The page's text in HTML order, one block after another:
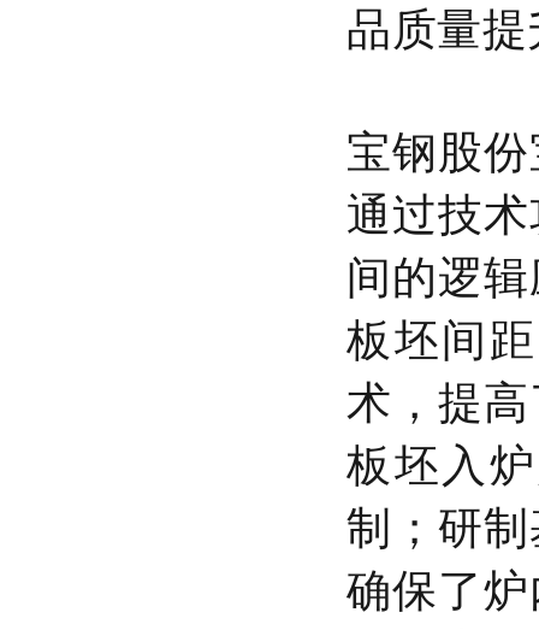
品质量
宝钢股
通过技
间的逻
板坯间
术，提
板坯入
制；研
确保了